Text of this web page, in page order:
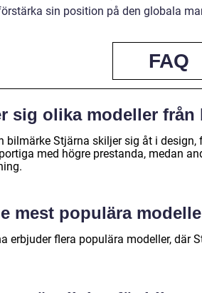
sin position på den globala
FAQ
sig olika modeller från
bilmärke Stjärna skiljer sig åt i
med högre prestanda, medan
mest populära
erbjuder flera populära modeller, där